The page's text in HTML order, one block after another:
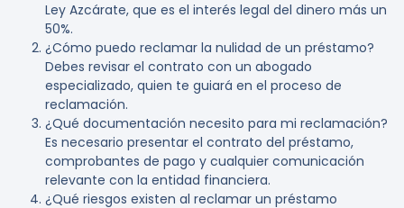
Ley Azcárate, que es el interés legal del dinero más un
50%.
¿Cómo puedo reclamar la nulidad de un préstamo?
Debes revisar el contrato con un abogado
especializado, quien te guiará en el proceso de
reclamación.
¿Qué documentación necesito para mi reclamación?
Es necesario presentar el contrato del préstamo,
comprobantes de pago y cualquier comunicación
relevante con la entidad financiera.
¿Qué riesgos existen al reclamar un préstamo